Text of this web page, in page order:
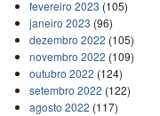
fevereiro 2023 (105)
janeiro 2023 (96)
dezembro 2022 (105)
novembro 2022 (109)
outubro 2022 (124)
setembro 2022 (122)
agosto 2022 (117)